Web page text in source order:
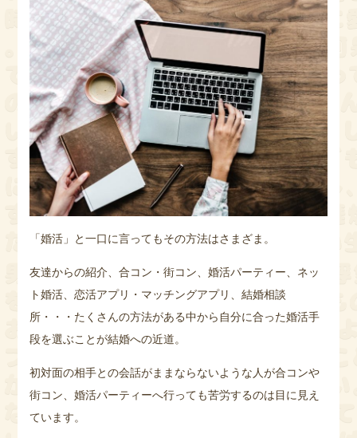
「婚活」と一口に言ってもその方法はさまざま。
友達からの紹介、合コン・街コン、婚活パーティー、ネッ
ト婚活、恋活アプリ・マッチングアプリ、結婚相談
所・・・たくさんの方法がある中から自分に合った婚活手
段を選ぶことが結婚への近道。
初対面の相手との会話がままならないような人が合コンや
街コン、婚活パーティーへ行っても苦労するのは目に見え
ています。